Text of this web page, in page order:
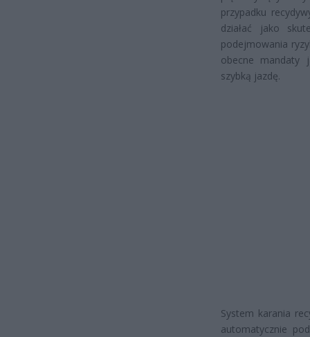
przypadku
działać jako
podejmowania
obecne mandaty
szybką jazdę.
System karania
automatycznie